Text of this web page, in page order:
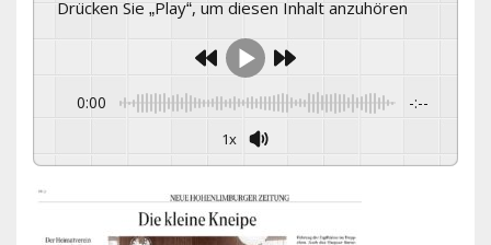
Drücken Sie „Play“, um diesen Inhalt anzuhören
0:00 -:--
1x